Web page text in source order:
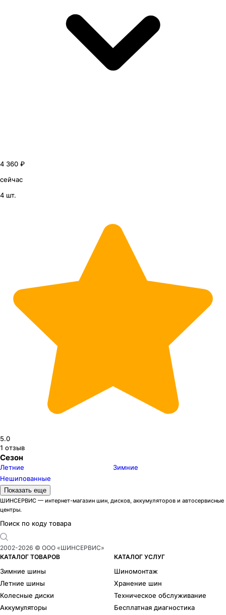
4 360 ₽
сейчас
4 шт.
5.0
1 отзыв
Сезон
Летние
Зимние
Нешипованные
Модели летних шин Kumho
Ecsta HS52 1
Модели зимних шин Kumho
WinterCraft WP52+ 1
Показать еще
ШИНСЕРВИС — интернет-магазин шин, дисков, аккумуляторов и автосервисные
центры.
Поиск по коду товара
2002-2026 © ООО «ШИНСЕРВИС»
КАТАЛОГ ТОВАРОВ
Зимние шины
Летние шины
Колесные диски
Аккумуляторы
КАТАЛОГ УСЛУГ
Шиномонтаж
Хранение шин
Техническое обслуживание
Бесплатная диагностика